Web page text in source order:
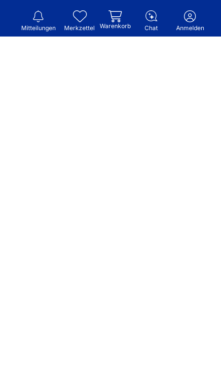
Mitteilungen Merkzettel Warenkorb Chat Anmelden